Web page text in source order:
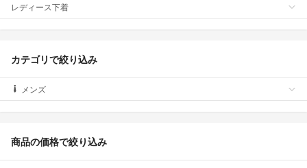
レディース下着
カテゴリで絞り込み
メンズ
商品の価格で絞り込み